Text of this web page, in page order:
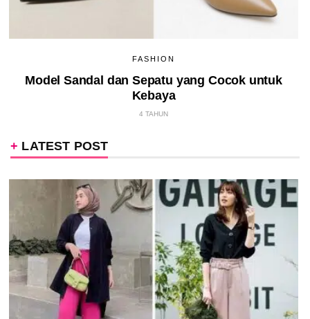
FASHION
Model Sandal dan Sepatu yang Cocok untuk
Kebaya
4 TAHUN
LATEST POST